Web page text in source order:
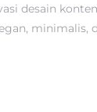
desain
minimalis,